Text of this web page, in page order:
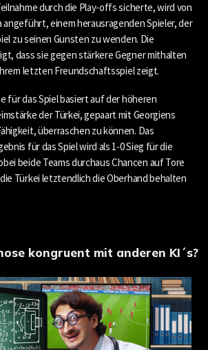
durch die Play-offs sicherte, wird von
angeführt, einem herausragenden Spieler, der
zu seinen Gunsten zu wenden. Die
dass sie gegen stärkere Gegner mithalten
letzten Freundschaftsspiel zeigt.
für das Spiel basiert auf der höheren
der Türkei, gepaart mit Georgiens
überraschen zu können. Das
für das Spiel wird als 1-0 Sieg für die
beide Teams durchaus Chancen auf Tore
Türkei letztendlich die Oberhand behalten
kongruent mit anderen KI´s?